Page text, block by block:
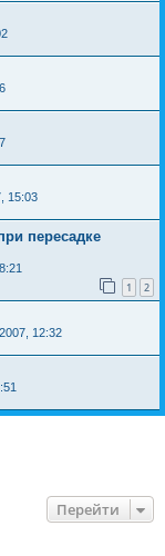
15:03
пересадке
1 2
12:32
Перейти